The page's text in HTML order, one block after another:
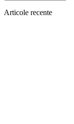
Articole recente